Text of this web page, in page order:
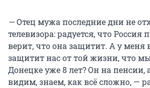
—Отец мужа последние дни не
телевизора: радуется, что Россия
верит, что она защитит. А у меня
защитит нас от той жизни, что
Донецке уже 8 лет? Он на
видим, знаем, как всё сложно, —